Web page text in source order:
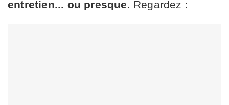
entretien... ou presque . Regardez :